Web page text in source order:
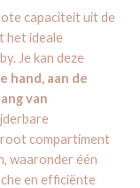
capaciteit uit de
het ideale
Je kan deze
hand, aan de
van
compartiment
waaronder één
en efficiënte